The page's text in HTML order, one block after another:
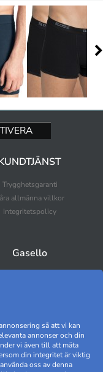
Trygghetsgaranti
allmänna villkor
Integritetspolicy
Gasello
Black Friday
Hantera cookies
så att vi kan
annonser och din
vi även till att mäta
din integritet är viktig
oss av denna